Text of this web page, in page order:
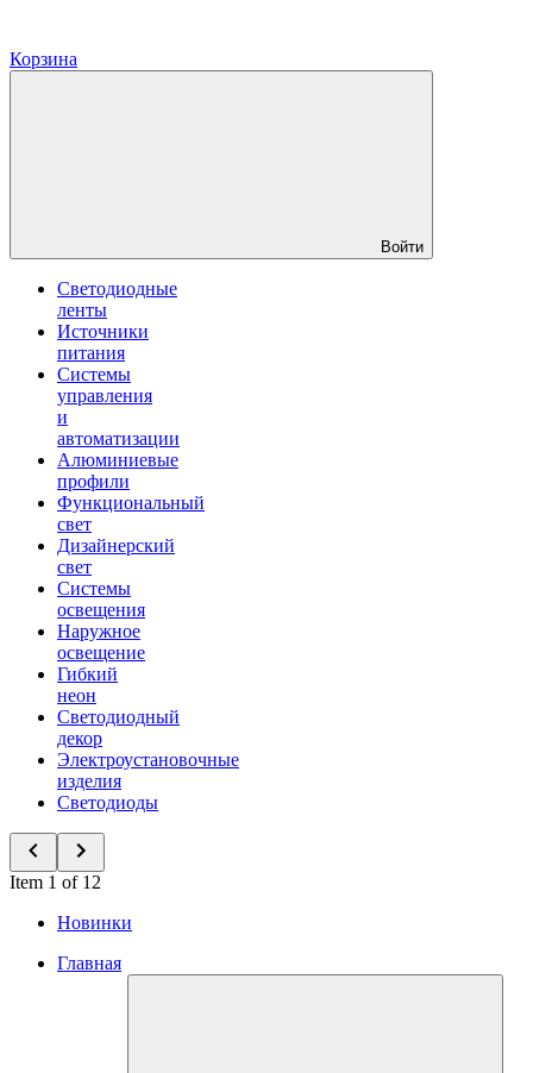
Корзина
Войти
Светодиодные
ленты
Источники
питания
Системы
управления
и
автоматизации
Алюминиевые
профили
Функциональный
свет
Дизайнерский
свет
Системы
освещения
Наружное
освещение
Гибкий
неон
Светодиодный
декор
Электроустановочные
изделия
Светодиоды
Item 1 of 12
Новинки
Главная